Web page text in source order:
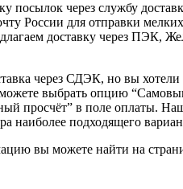
посылок через службу
России для отправки
доставку через ПЭК,
через СДЭК, но вы хотели
выбрать опцию
просчёт” в поле оплаты.
наиболее подходящего
вы можете найти на